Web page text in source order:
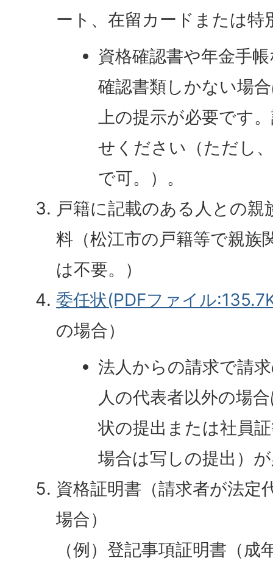
ート、在留カードまたは特
資格確認書や年金手
確認書類しかない場
上の提示が必要です
せください（ただし
で可。）。
戸籍に記載のある人との
料（松江市の戸籍等で親族
は不要。）
委任状(PDFファイル
の場合）
法人からの請求で請
人の代表者以外の場
状の提出または社員
場合は写しの提出）
資格証明書（請求者が法定
場合）
（例）登記事項証明書（